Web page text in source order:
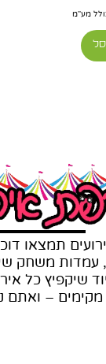
מע"מ
תמצאו
עמדות משחק
שיקפיץ כל
מקימים – ואתם